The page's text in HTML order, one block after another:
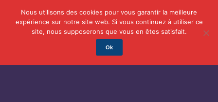
Auto/Moto Business Famille Finance
Nous utilisons des cookies pour vous garantir la meilleure
expérience sur notre site web. Si vous continuez à utiliser ce
site, nous supposerons que vous en êtes satisfait.
Ok